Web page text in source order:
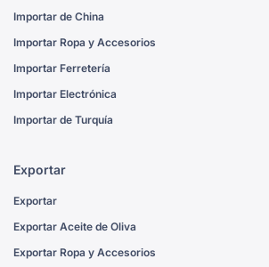
Importar de China
Importar Ropa y Accesorios
Importar Ferretería
Importar Electrónica
Importar de Turquía
Exportar
Exportar
Exportar Aceite de Oliva
Exportar Ropa y Accesorios